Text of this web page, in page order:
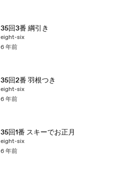
35回3番 綱引き
eight-six
6 年前
35回2番 羽根つき
eight-six
6 年前
35回1番 スキーでお正月
eight-six
6 年前